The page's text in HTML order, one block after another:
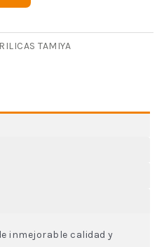
TAMIYA
inmejorable calidad y